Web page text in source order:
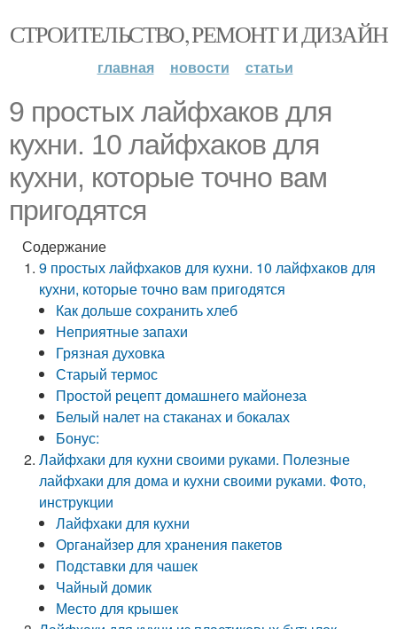
СТРОИТЕЛЬСТВО, РЕМОНТ И ДИЗАЙН
главная новости статьи
9 простых лайфхаков для
кухни. 10 лайфхаков для
кухни, которые точно вам
пригодятся
Содержание
9 простых лайфхаков для кухни. 10 лайфхаков для
кухни, которые точно вам пригодятся
Как дольше сохранить хлеб
Неприятные запахи
Грязная духовка
Старый термос
Простой рецепт домашнего майонеза
Белый налет на стаканах и бокалах
Бонус:
Лайфхаки для кухни своими руками. Полезные
лайфхаки для дома и кухни своими руками. Фото,
инструкции
Лайфхаки для кухни
Органайзер для хранения пакетов
Подставки для чашек
Чайный домик
Место для крышек